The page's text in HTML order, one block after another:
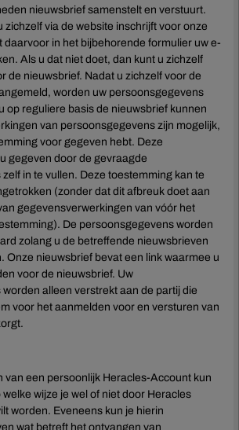
nieuwsbrief samenstelt en verstuurt.
zichzelf via de website inschrijft voor onze
daarvoor in het bijbehorende formulier uw e-
Als u dat niet doet, dan kunt u zichzelf
de nieuwsbrief. Nadat u zichzelf voor de
worden uw persoonsgegevens
op reguliere basis de nieuwsbrief kunnen
van persoonsgegevens zijn mogelijk,
voor gegeven hebt. Deze
gegeven door de gevraagde
in te vullen. Deze toestemming kan te
(zonder dat dit afbreuk doet aan
gegevensverwerkingen van vóór het
De persoonsgegevens worden
zolang u de betreffende nieuwsbrieven
Onze nieuwsbrief bevat een link waarmee u
voor de nieuwsbrief. Uw
alleen verstrekt aan de partij die
voor het aanmelden voor en versturen van
van een persoonlijk Heracles-Account kun
wijze je wel of niet door Heracles
worden. Eveneens kun je hierin
wat betreft het ontvangen van